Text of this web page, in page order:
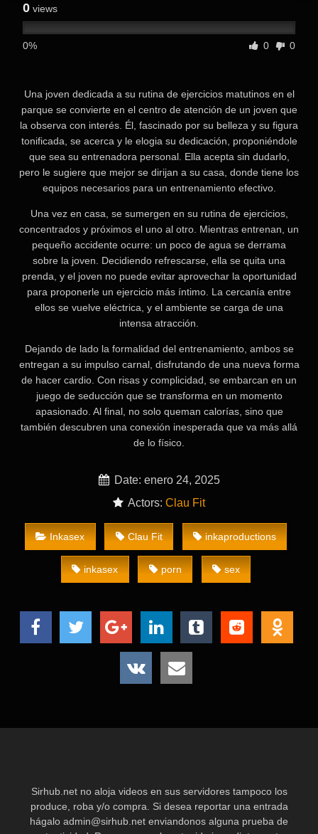
0 views
0% 0 0
⁣Una joven dedicada a su rutina de ejercicios matutinos en el
parque se convierte en el centro de atención de un joven que
la observa con interés. Él, fascinado por su belleza y su figura
tonificada, se acerca y le elogia su dedicación, proponiéndole
que sea su entrenadora personal. Ella acepta sin dudarlo,
pero le sugiere que mejor se dirijan a su casa, donde tiene los
equipos necesarios para un entrenamiento efectivo.
Una vez en casa, se sumergen en su rutina de ejercicios,
concentrados y próximos el uno al otro. Mientras entrenan, un
pequeño accidente ocurre: un poco de agua se derrama
sobre la joven. Decidiendo refrescarse, ella se quita una
prenda, y el joven no puede evitar aprovechar la oportunidad
para proponerle un ejercicio más íntimo. La cercanía entre
ellos se vuelve eléctrica, y el ambiente se carga de una
intensa atracción.
Dejando de lado la formalidad del entrenamiento, ambos se
entregan a su impulso carnal, disfrutando de una nueva forma
de hacer cardio. Con risas y complicidad, se embarcan en un
juego de seducción que se transforma en un momento
apasionado. Al final, no solo queman calorías, sino que
también descubren una conexión inesperada que va más allá
de lo físico.
Date: enero 24, 2025
Actors: Clau Fit
Inkasex Clau Fit inkaproductions
inkasex porn sex
Sirhub.net no aloja videos en sus servidores tampoco los
produce, roba y/o compra. Si desea reportar una entrada
hágalo admin@sirhub.net enviandonos alguna prueba de